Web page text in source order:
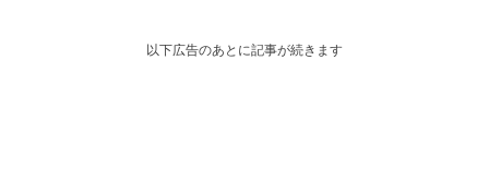
以下広告のあとに記事が続きます